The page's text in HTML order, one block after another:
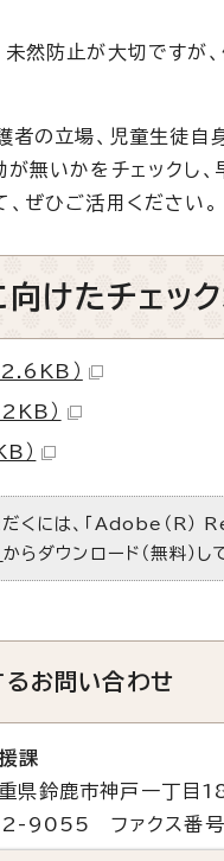
然防止が大切ですが
者の立場、児童生徒自
無いかをチェックし
ぜひご活用ください。
けたチェック
）
）
）
くには、「Adobe（R）
からダウンロード（無料）し
るお問い合わせ
課
鈴鹿市神戸一丁目18
9055 ファクス番